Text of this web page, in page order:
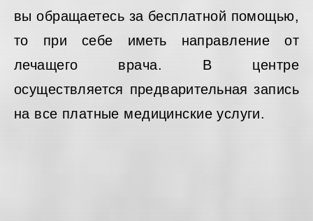
вы обращаетесь за бесплатной помощью,
то при себе иметь направление от
лечащего врача. В центре
осуществляется предварительная запись
на все платные медицинские услуги.